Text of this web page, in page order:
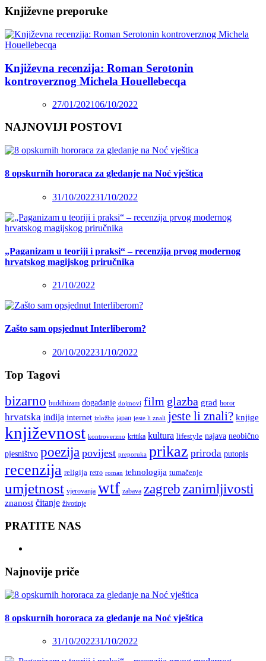
Književne preporuke
Književna recenzija: Roman Serotonin
kontroverznog Michela Houellebecqa
27/01/202106/10/2022
NAJNOVIJI POSTOVI
8 opskurnih hororaca za gledanje na Noć vještica
31/10/202231/10/2022
„Paganizam u teoriji i praksi“ – recenzija prvog modernog
hrvatskog magijskog priručnika
21/10/2022
Zašto sam opsjednut Interliberom?
20/10/202231/10/2022
Top Tagovi
bizarno buddhizam događanje dojmovi film glazba grad horor
hrvatska indija internet izložba japan jeste li znali jeste li znali? knjige
književnost kontroverzno kritika kultura lifestyle najava neobično
pjesništvo poezija povijest preporuka prikaz priroda putopis
recenzija religija retro roman tehnologija tumačenje
umjetnost vjerovanja wtf zabava zagreb zanimljivosti
znanost čitanje životinje
PRATITE NAS
Najnovije priče
8 opskurnih hororaca za gledanje na Noć vještica
31/10/202231/10/2022